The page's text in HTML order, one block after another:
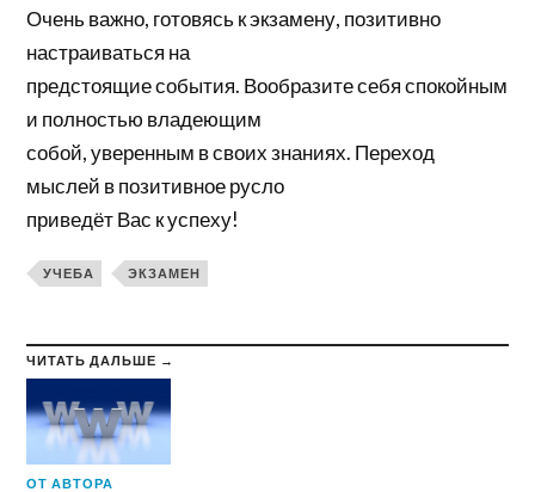
Очень важно, готовясь к экзамену, позитивно
настраиваться на
предстоящие события. Вообразите себя спокойным
и полностью владеющим
собой, уверенным в своих знаниях. Переход
мыслей в позитивное русло
приведёт Вас к успеху!
УЧЕБА ЭКЗАМЕН
ЧИТАТЬ ДАЛЬШЕ →
ОТ АВТОРА